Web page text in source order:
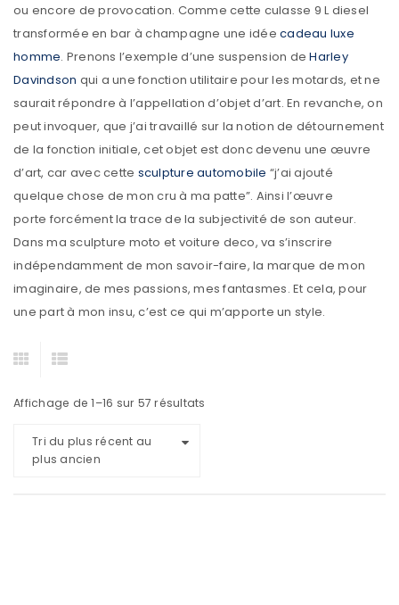
ou encore de provocation. Comme cette culasse 9 L diesel
transformée en bar à champagne une idée cadeau luxe
homme. Prenons l’exemple d’une suspension deHarley
Davindson qui a une fonction utilitaire pour les motards, et ne
saurait répondre à l’appellation d’objet d’art. En revanche, on
peut invoquer, que j’ai travaillé sur la notion de détournement
de la fonction initiale, cet objet est donc devenu une œuvre
d’art, car avec cette sculpture automobile “j’ai ajouté
quelque chose de mon cru à ma patte”. Ainsi l’œuvre
porte forcément la trace de la subjectivité de son auteur.
Dans ma sculpture moto et voiture deco, va s’inscrire
indépendamment de mon savoir-faire, la marque de mon
imaginaire, de mes passions, mes fantasmes. Et cela, pour
une part à mon insu, c’est ce qui m’apporte un style.
Affichage de 1–16 sur 57 résultats
Tri du plus récent au
plus ancien